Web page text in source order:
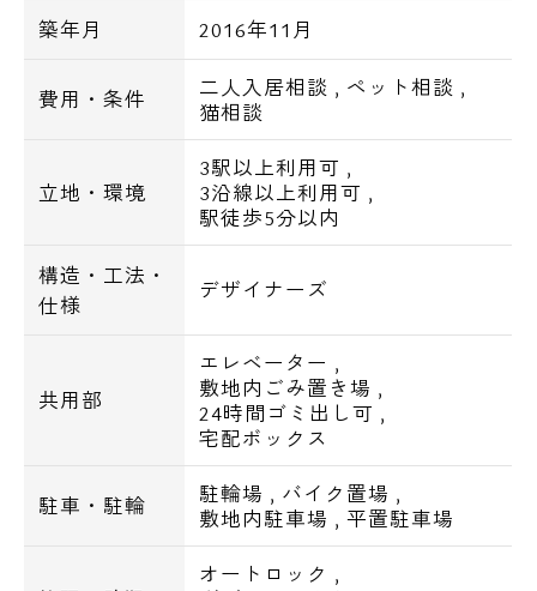
ザ・パークハビオ品川戸越、是非お問い合わ
せくださいませ！！
エスアールホームでは仲介手数料最大無料！
初期費用をお持ちのクレジットカードで決済
することが可能です。
アメックス・JCB・VISA・マスター・
DISCOVERの利用が可能です。
【ザ・パークハビオ品川戸越の設備】
■宅配ボックス
築年月 2016年11月
費用・条件 二人入居相談 , ペット相談 ,
猫相談
立地・環境
3駅以上利用可 ,
3沿線以上利用可 ,
駅徒歩5分以内
構造・工法・
仕様
デザイナーズ
共用部
エレベーター ,
敷地内ごみ置き場 ,
24時間ゴミ出し可 ,
宅配ボックス
駐車・駐輪 駐輪場 , バイク置場 ,
敷地内駐車場 , 平置駐車場
オートロック ,
電話でお問い合わせ